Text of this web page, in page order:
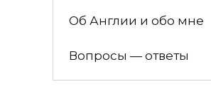
Об Англии и обо мне
Вопросы — ответы